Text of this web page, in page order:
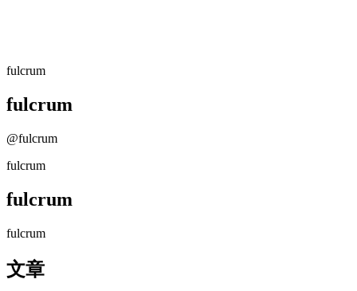
fulcrum
fulcrum
@fulcrum
fulcrum
fulcrum
fulcrum
文章